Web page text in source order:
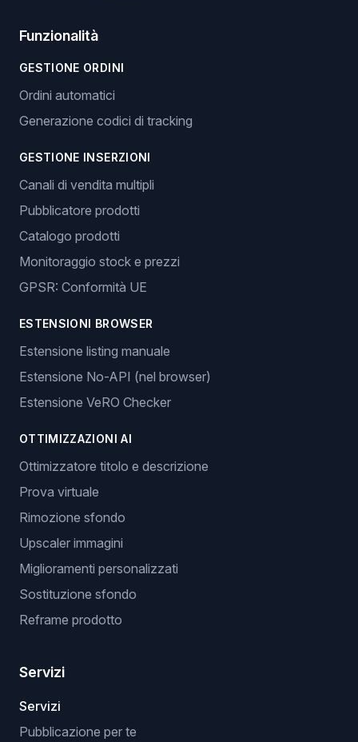
Funzionalità
GESTIONE ORDINI
Ordini automatici
Generazione codici di tracking
GESTIONE INSERZIONI
Canali di vendita multipli
Pubblicatore prodotti
Catalogo prodotti
Monitoraggio stock e prezzi
GPSR: Conformità UE
ESTENSIONI BROWSER
Estensione listing manuale
Estensione No-API (nel browser)
Estensione VeRO Checker
OTTIMIZZAZIONI AI
Ottimizzatore titolo e descrizione
Prova virtuale
Rimozione sfondo
Upscaler immagini
Miglioramenti personalizzati
Sostituzione sfondo
Reframe prodotto
Servizi
Servizi
Pubblicazione per te